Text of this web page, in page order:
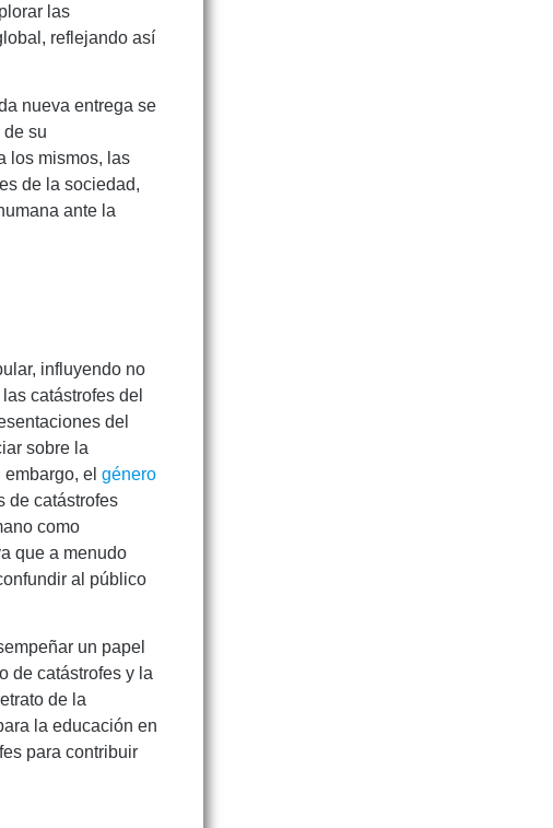
las
reflejando así
nueva entrega se
su
los mismos, las
de la sociedad,
ante la
influyendo no
catástrofes del
del
sobre la
embargo, elgénero
de catástrofes
como
que a menudo
al público
un papel
de catástrofes y la
de la
la educación en
para contribuir